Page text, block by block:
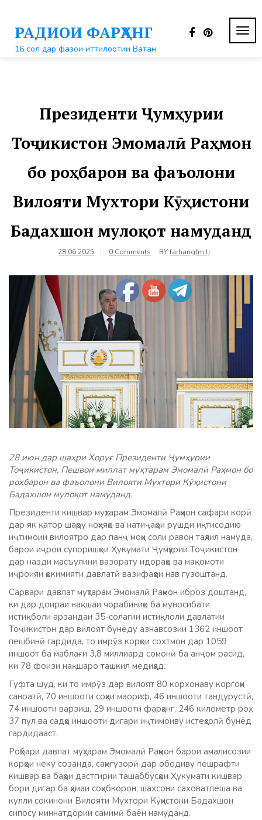
контентуРАДИОИ ФАРҲАНГ
16 сол дар фазои иттилоотии Ватан
Президенти Ҷумҳурии
Тоҷикистон Эмомалӣ Раҳмон
бо роҳбарон ва фаъолони
Вилояти Мухтори Кӯҳистони
Бадахшон мулоқот намуданд
28.06.2025 0 Comments BYfarhangfm.tj
28 июн дар шаҳри Хоруғ Президенти Ҷумҳурии
Тоҷикистон, Пешвои миллат муҳтарам Эмомалӣ Раҳмон бо
роҳбарон ва фаъолони Вилояти Мухтори Кӯҳистони
Бадахшон мулоқот намуданд.
Президенти кишвар муҳтарам Эмомалӣ Раҳмон сафари корӣ
дар як қатор шаҳру ноҳияҳо ва натиҷаҳои рушди иқтисодию
иҷтимоии вилоятро дар панҷ моҳи соли равон таҳлил намуда,
барои иҷрои супоришҳои Ҳукумати Ҷумҳурии Тоҷикистон
дар назди масъулини вазорату идораҳо ва мақомоти
иҷроияи ҳокимияти давлатӣ вазифаҳои нав гузоштанд.
Сарвари давлат муҳтарам Эмомалӣ Раҳмон иброз доштанд,
ки дар доираи нақшаи чорабиниҳо ба муносибати
истиқболи арзандаи 35-солагии истиқлоли давлатии
Тоҷикистон дар вилоят бунёду азнавсозии 1362 иншоот
пешбинӣ гардида, то имрӯз корҳои сохтмон дар 1059
иншоот ба маблағи 3,8 миллиард сомонӣ ба анҷом расид,
ки 78 фоизи нақшаро ташкил медиҳад.
Гуфта шуд, ки то имрӯз дар вилоят 80 корхонаву коргоҳи
саноатӣ, 70 иншооти соҳаи маориф, 46 иншооти тандурустӣ,
74 иншооти варзиш, 29 иншооти фарҳанг, 246 километр роҳ,
37 пул ва садҳо иншооти дигари иҷтимоиву истеҳсолӣ бунёд
гардидааст.
Роҳбари давлат муҳтарам Эмомалӣ Раҳмон барои амалисозии
корҳои неку созанда, саҳмгузорӣ дар ободиву пешрафти
кишвар ва баҳри дастгирии ташаббусҳои Ҳукумати кишвар
бори дигар ба ҳамаи соҳибкорон, шахсони саховатпеша ва
кулли сокинони Вилояти Мухтори Кӯҳистони Бадахшон
сипосу миннатдории самимӣ баён намуданд.